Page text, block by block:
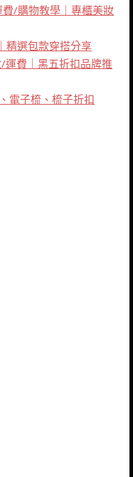
/購物教學｜專櫃美妝
精選包款穿搭分享
費｜黑五折扣品牌推
電子梳、梳子折扣